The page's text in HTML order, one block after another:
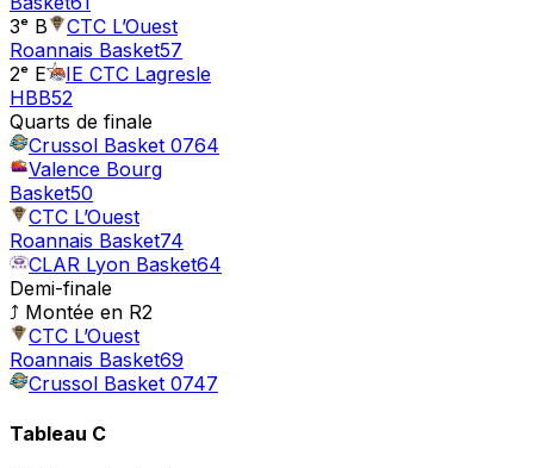
3ᵉ B
CTC L’Ouest
Roannais Basket57
2ᵉ E
IE CTC Lagresle
HBB52
Quarts de finale
Crussol Basket 0764
Valence Bourg
Basket50
CTC L’Ouest
Roannais Basket74
CLAR Lyon Basket64
Demi-finale
⤴ Montée en R2
CTC L’Ouest
Roannais Basket69
Crussol Basket 0747
Tableau C